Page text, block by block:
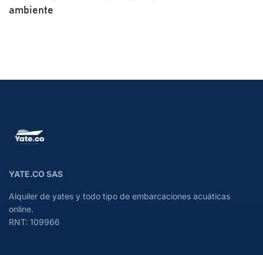
ambiente
YATE.CO SAS
Alquiler de yates y todo tipo de embarcaciones acuáticas
online.
RNT: 109966